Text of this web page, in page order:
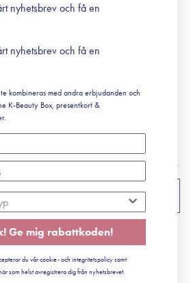
SVERIGE
- Storstrømsvej 42, 6715 Esbjerg N
nyhetsbrev och få en
nyhetsbrev och få en
kombineras med andra erbjudanden och
K-Beauty Box, presentkort &
Ge mig rabattkoden!
du vår cookie- och integritetspolicy samt
som helst avregistrera dig från nyhetsbrevet.